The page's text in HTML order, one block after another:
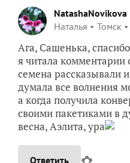
NatashaNovikova
Наталья
Томск
Ага, Сашенька,
я читала комментарии
семена рассказывали
думала все волнения
а когда получила
своими пакетиками в
весна, Аэлита, ура
Ответить